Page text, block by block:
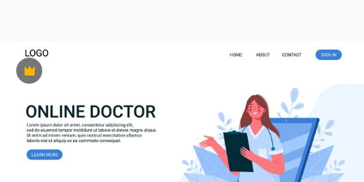
Premium